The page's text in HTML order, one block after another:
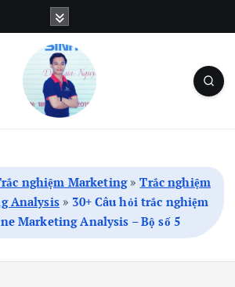
nghiệm Marketing»Trắc nghiệm
Analysis» 30+ Câu hỏi trắc nghiệm
Marketing Analysis – Bộ số 5